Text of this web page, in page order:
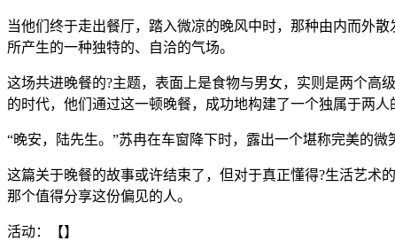
当他们终于走出餐厅，踏入微凉的晚风中时，那种由内而外
所产生的一种独特的、自洽的气场。
这场共进晚餐的?主题，表面上是食物与男女，实则是两个高
的时代，他们通过这一顿晚餐，成功地构建了一个独属于两人
“晚安，陆先生。”苏冉在车窗降下时，露出一个堪称完美的
这篇关于晚餐的故事或许结束了，但对于真正懂得?生活艺术
那个值得分享这份偏见的人。
活动：【】